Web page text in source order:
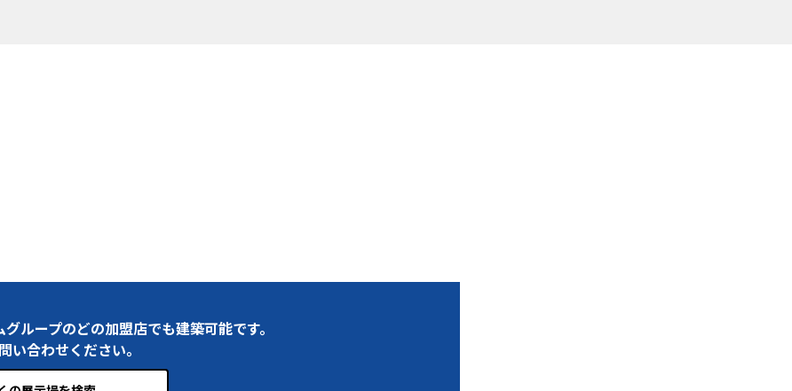
ループのどの加盟店でも建築可能です。
い合わせください。